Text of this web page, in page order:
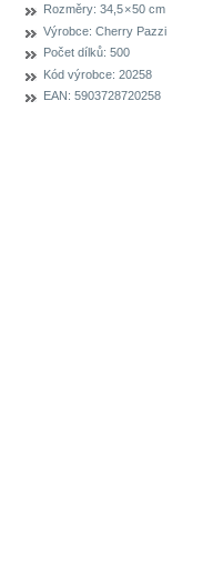
Rozměry: 34,5 × 50 cm
Výrobce: Cherry Pazzi
Počet dílků: 500
Kód výrobce: 20258
EAN: 5903728720258